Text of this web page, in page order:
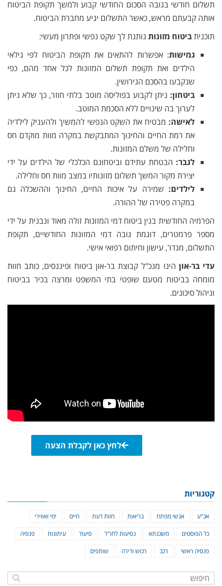
תשלום חודשי בגובה הסכום החודשי קבוע ולמשך תקופת הביטוח
אותה קבעתם מראש, כאשר התשלום יגיע מחברת הביטוח.
תוכניתביטוח מזונות נותנת לך שקט נפשי ופתרון מעשי:
גמישות: אפשרות להתאים את תקופת הביטוח לפי גילאי
הילדים ואת תקופת תשלום המזונות לכל אחד מהם, כפי
שנקבעו בהסכם הגירושין.
ביטחון: ניתן לקבוע בפוליסה מוטב בלתי חוזר, כך שלא ניתן
לערוך בה שינויים ללא הסכמת המוטב.
לאישה: מבטיח את השקט הנפשי להמשיך ולהעניק לילדיה
את רמת החיים והחינוך המתבקשת במקרה מוות מוקדם חס
וחלילה של משלם המזונות.
לגבר: הבטחת עתידם וביטחונם הכלכלי של הילדים על ידי
יצירת מקור המשך תשלום מזונותיו במצב מוות חס וחלילה.
לילדים: שמירה על איכות החיים, החינוך וההשכלה גם
במקרה פטירה של ההורה.
הפרמיה החודשית בגין ביטוח דמי המזונות זולה מאוד ונבנית על ידי
מספר פרמטרים, דוגמת גובה דמי המזונות החודשיים, תקופת
התשלום, מגדר, עישון וחיתום רפואי אישי.
עדי בר-און הינו מנכ"ל קבוצת בר-און ביטוח ופיננסים, כותב חוות
מומחה בביטוח מטעם שופטי בתי המשפט ומרצה בכיר בביטוח
וניהול סיכונים.
לחץ כאן לקבלת הצעה
קטגוריות
אכ"ע אנשי מפתח בריאות חוות דעת חיים ימי ואווירי
כל הפוסטים משכנתא נסיעות לחו"ל סיעוד עיתונות פנסיה
פנסיה ראשי רכב רכוש ודירה שותפים